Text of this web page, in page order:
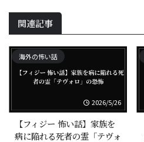
関連記事
海外の怖い話
2026/5/26
【フィジー 怖い話】家族を
病に陥れる死者の霊「テヴォ